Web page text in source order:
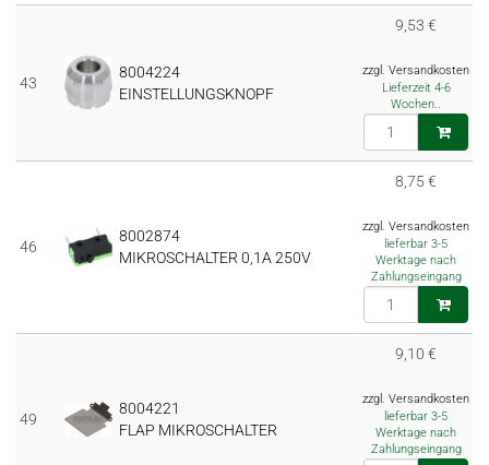
43
8004224
EINSTELLUNGSKNOPF
9,53 €
zzgl. Versandkosten
Lieferzeit 4-6
Wochen..
46
8002874
MIKROSCHALTER 0,1A 250V
8,75 €
zzgl. Versandkosten
lieferbar 3-5
Werktage nach
Zahlungseingang
49
8004221
FLAP MIKROSCHALTER
9,10 €
zzgl. Versandkosten
lieferbar 3-5
Werktage nach
Zahlungseingang